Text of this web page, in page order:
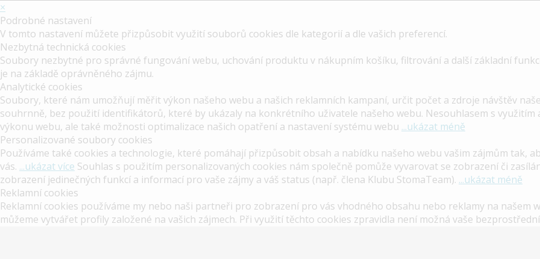
×
Podrobné nastavení
V tomto nastavení můžete přizpůsobit využití souborů cookies dle kategorií a dle vašich preferencí.
Nezbytná technická cookies
Soubory nezbytné pro správné fungování webu, uchování produktu v nákupním košíku, filtrování a další základní
je na základě oprávněného zájmu.
Analytické cookies
Soubory, které nám umožňují měřit výkon našeho webu a našich reklamních kampaní, určit počet a zdroje návštěv
souhrnně, bez použití identifikátorů, které by ukázaly na konkrétního uživatele našeho webu. Nesouhlasem s využitím
výkonu webu, ale také možnosti optimalizace našich opatření a nastavení systému webu ...ukázat méně
Personalizované soubory cookies
Používáme také cookies a technologie, které pomáhají přizpůsobit obsah a nabídku našeho webu vašim zájmům tak,
vás. ...ukázat více Souhlas s použitím personalizovaných cookies nám společně pomůže vyvarovat se zobrazení či
zobrazení jedinečných funkcí a informací pro vaše zájmy a váš status (např. člena Klubu StomaTeam). ...ukázat méně
Reklamní cookies
Reklamní cookies používáme my nebo naši partneři pro zobrazení pro vás vhodného obsahu nebo reklamy na našem
můžeme vytvářet profily založené na vašich zájmech. Při využití těchto cookies zpravidla není možná vaše